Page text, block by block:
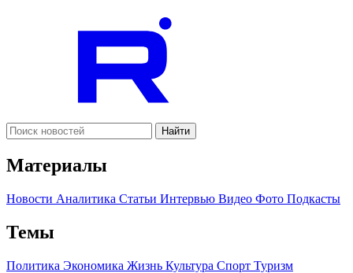
Найти
Материалы
Новости Аналитика Статьи Интервью Видео Фото Подкасты
Темы
Политика Экономика Жизнь Культура Спорт Туризм